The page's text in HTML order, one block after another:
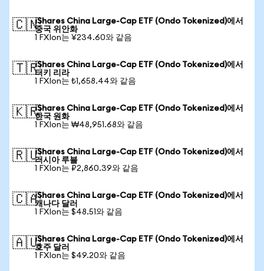
🇨🇳iShares China Large-Cap ETF (Ondo Tokenized)에서
중국 위안화
1 FXIon는 ¥234.60와 같음
🇹🇷iShares China Large-Cap ETF (Ondo Tokenized)에서
터키 리라
1 FXIon는 ₺1,658.44와 같음
🇰🇷iShares China Large-Cap ETF (Ondo Tokenized)에서
한국 원화
1 FXIon는 ₩48,951.68와 같음
🇷🇺iShares China Large-Cap ETF (Ondo Tokenized)에서
러시아 루블
1 FXIon는 ₽2,860.39와 같음
🇨🇦iShares China Large-Cap ETF (Ondo Tokenized)에서
캐나다 달러
1 FXIon는 $48.51와 같음
🇦🇺iShares China Large-Cap ETF (Ondo Tokenized)에서
호주 달러
1 FXIon는 $49.20와 같음